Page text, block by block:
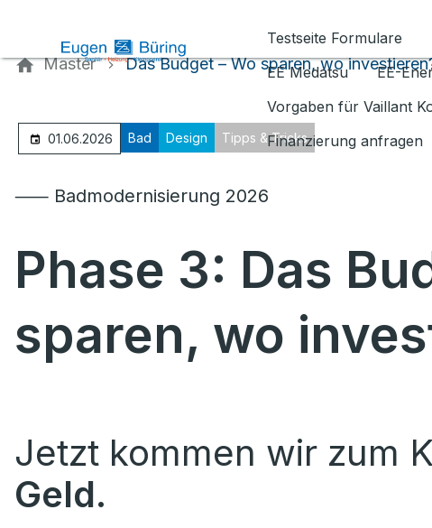
Testseite Formulare
EE Medatsu
EE-
Vorgaben für Vaillant
Finanzierung anfragen
Master Das Budget – Wo sparen, wo
01.06.2026 Bad Design Tipps & Tricks
⸺ Badmodernisierung 2026
Phase 3: Das
sparen, wo
Jetzt kommen wir zum
Geld.